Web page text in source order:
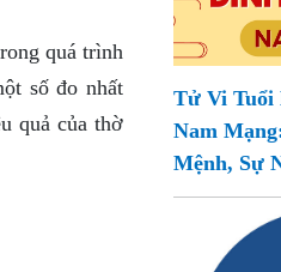
quá trình
số đo nhất
quả của thờ
Tử Vi Tuổi
Nam
Mệnh, Sự